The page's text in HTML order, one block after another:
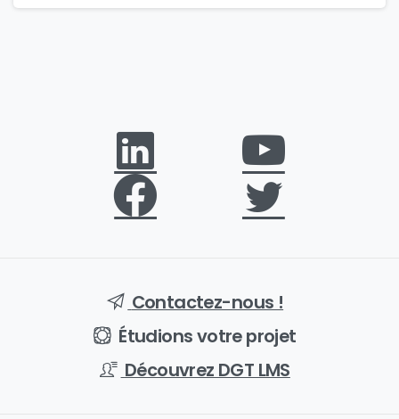
Contactez-nous !
Étudions votre projet
Découvrez DGT LMS